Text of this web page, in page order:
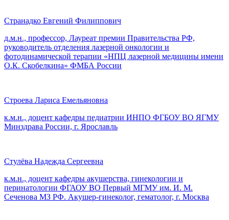
Странадко Евгений Филиппович
д.м.н., профессор, Лауреат премии Правительства РФ,
руководитель отделения лазерной онкологии и
фотодинамической терапии «НПЦ лазерной медицины имени
О.К. Скобелкина» ФМБА России
Строева Лариса Емельяновна
к.м.н., доцент кафедры педиатрии ИНПО ФГБОУ ВО ЯГМУ
Минздрава России, г. Ярославль
Стулёва Надежда Сергеевна
к.м.н., доцент кафедры акушерства, гинекологии и
перинатологии ФГАОУ ВО Первый МГМУ им. И. М.
Сеченова МЗ РФ. Акушер-гинеколог, гематолог, г. Москва